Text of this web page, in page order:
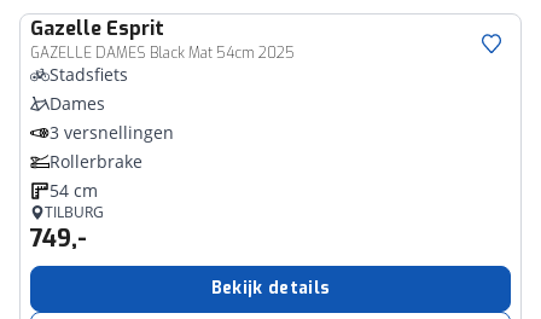
Gazelle Esprit
GAZELLE DAMES Black Mat 54cm 2025
Stadsfiets
Dames
3 versnellingen
Rollerbrake
54 cm
TILBURG
749,-
Bekijk details